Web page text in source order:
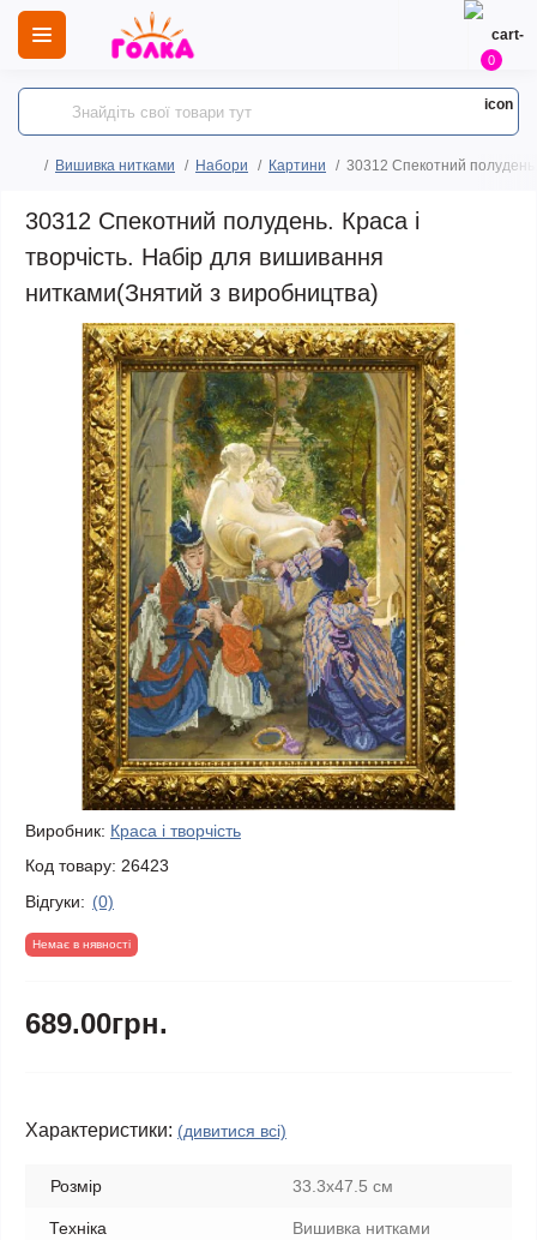
0
Вишивка нитками Набори Картини 30312 Спекотний
30312 Спекотний полудень. Краса і
творчість. Набір для вишивання
нитками(Знятий з виробництва)
Виробник: Краса і творчість
Код товару: 26423
Відгуки: (0)
Немає в нявності
689.00грн.
Характеристики: (дивитися всі)
Розмір 33.3х47.5 см
Техніка Вишивка нитками